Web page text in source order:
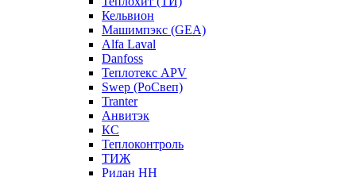
Кельвион
Машимпэкс (GEA)
Alfa Laval
Danfoss
Теплотекс APV
Swep (РоСвеп)
Tranter
Анвитэк
КС
Теплоконтроль
ТИЖ
Ридан НН